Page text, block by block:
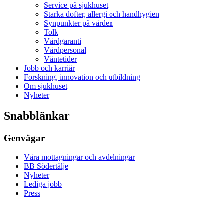
Service på sjukhuset
Starka dofter, allergi och handhygien
Synpunkter på vården
Tolk
Vårdgaranti
Vårdpersonal
Väntetider
Jobb och karriär
Forskning, innovation och utbildning
Om sjukhuset
Nyheter
Snabblänkar
Genvägar
Våra mottagningar och avdelningar
BB Södertälje
Nyheter
Lediga jobb
Press